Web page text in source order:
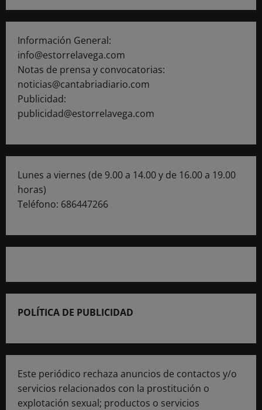
Información General:
info@estorrelavega.com
Notas de prensa y convocatorias:
noticias@cantabriadiario.com
Publicidad:
publicidad@estorrelavega.com
Lunes a viernes (de 9.00 a 14.00 y de 16.00 a 19.00
horas)
Teléfono: 686447266
POLÍTICA DE PUBLICIDAD
Este periódico rechaza anuncios de contactos y/o
servicios relacionados con la prostitución o
explotación sexual; productos o servicios